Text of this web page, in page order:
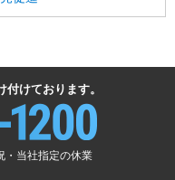
けております。
・当社指定の休業